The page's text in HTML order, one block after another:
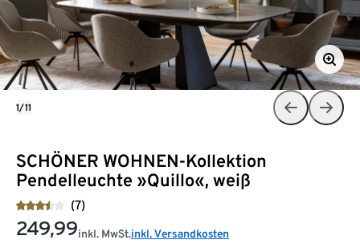
SCHÖNER WOHNEN-Kollektion
Pendelleuchte »Quillo«, weiß
(7)
249,99inkl. MwSt.inkl. Versandkosten
1/11